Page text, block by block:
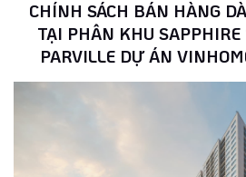
CHÍNH SÁCH BÁN HÀNG
TẠI PHÂN KHU SAPPHIRE
PARVILLE DỰ ÁN